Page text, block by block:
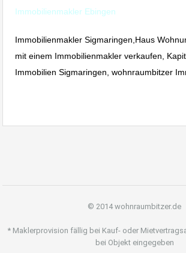
Immobilienmakler Ebingen
Immobilienmakler Sigmaringen,Haus
mit einem Immobilienmakler verkaufen,
Immobilien Sigmaringen, wohnraumbitzer
© 2014 wohnraumbitzer.de
* Maklerprovision fällig bei Kauf- oder
bei Objekt eingegeben